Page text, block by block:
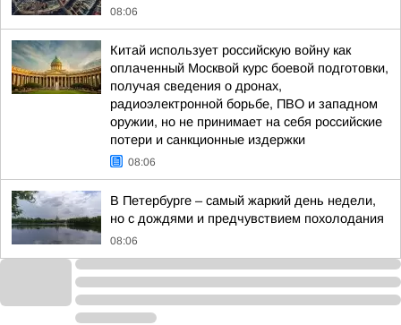
08:06
Китай использует российскую войну как
оплаченный Москвой курс боевой подготовки,
получая сведения о дронах,
радиоэлектронной борьбе, ПВО и западном
оружии, но не принимает на себя российские
потери и санкционные издержки
08:06
В Петербурге – самый жаркий день недели,
но с дождями и предчувствием похолодания
08:06